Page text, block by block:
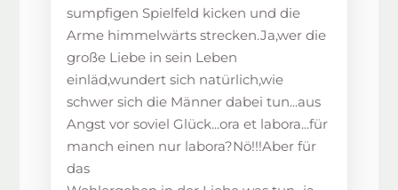
sumpfigen Spielfeld kicken und die
Arme himmelwärts strecken.Ja,wer die
große Liebe in sein Leben
einläd,wundert sich natürlich,wie
schwer sich die Männer dabei tun...aus
Angst vor soviel Glück...ora et labora...für
manch einen nur labora?Nö!!!Aber für
das